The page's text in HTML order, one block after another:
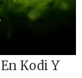
Kodi Y